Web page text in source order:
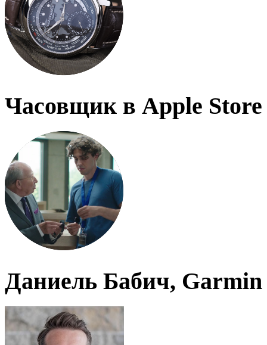
Часовщик в Apple Store
Даниель Бабич, Garmin